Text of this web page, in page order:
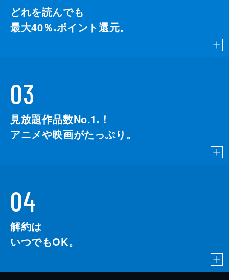
どれを読んでも
最大40％ ※ポイント還元。
03
見放題作品数No.1 ※
！
アニメや映画がたっぷり。
04
解約は
いつでもOK。